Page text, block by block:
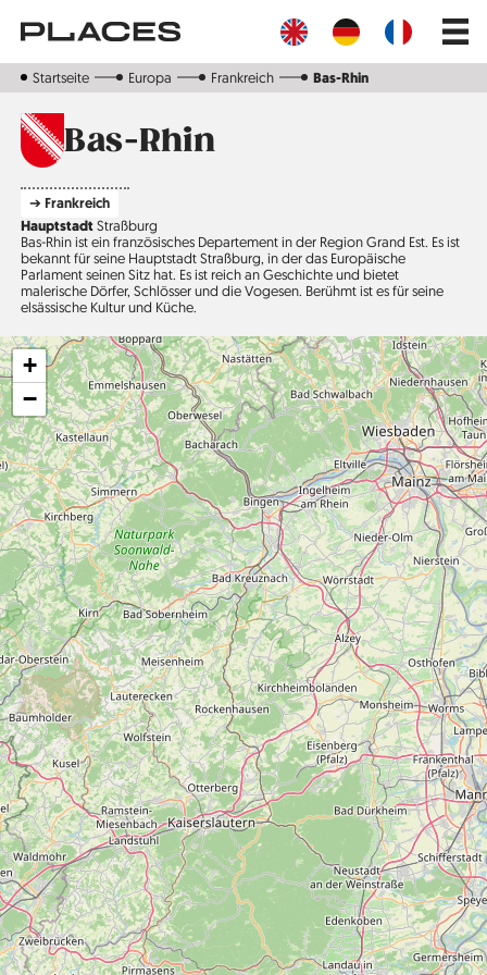
zum
Inhalt
Main
Startseite Europa Frankreich Bas-Rhin
Bas-Rhin
➔ Frankreich
HauptstadtStraßburg
Bas-Rhin ist ein französisches Departement in der Region Grand Est. Es ist
bekannt für seine Hauptstadt Straßburg, in der das Europäische
Parlament seinen Sitz hat. Es ist reich an Geschichte und bietet
malerische Dörfer, Schlösser und die Vogesen. Berühmt ist es für seine
elsässische Kultur und Küche.
+
−